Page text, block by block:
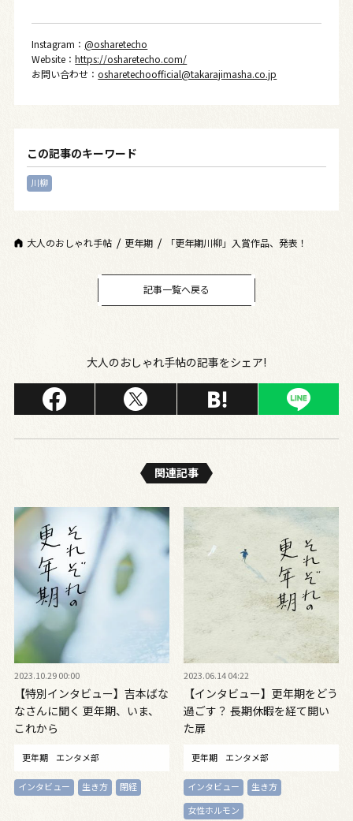
Instagram：@osharetecho
Website：https://osharetecho.com/
お問い合わせ：osharetechoofficial@takarajimasha.co.jp
この記事のキーワード
川柳
大人のおしゃれ手帖 更年期 「更年期川柳」入賞作品、発表！
記事一覧へ戻る
大人のおしゃれ手帖の記事をシェア!
関連記事
2023.10.29 00:00
【特別インタビュー】吉本ばな
なさんに聞く 更年期、いま、
これから
更年期 エンタメ部
インタビュー 生き方 閉経
2023.06.14 04:22
【インタビュー】更年期をどう
過ごす？ 長期休暇を経て開い
た扉
更年期 エンタメ部
インタビュー
生き方
女性ホルモン